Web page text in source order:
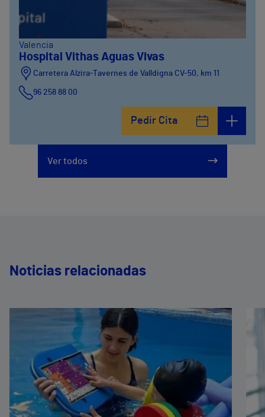
Valencia
Hospital Vithas Aguas Vivas
Carretera Alzira-Tavernes de Valldigna CV-50, km 11
96 258 88 00
Pedir Cita
Ver todos
Noticias relacionadas